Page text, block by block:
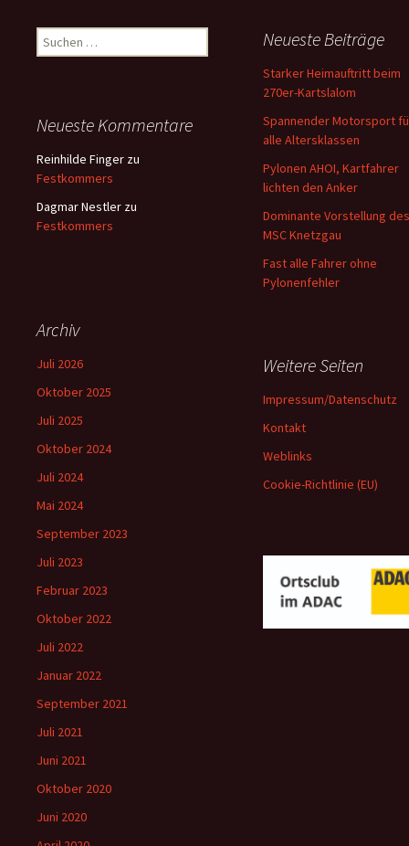
Suchen
nach:
Neueste Beiträge
Starker Heimauftritt beim
270er-Kartslalom
Spannender Motorsport
alle Altersklassen
Pylonen AHOI, Kartfahrer
lichten den Anker
Dominante Vorstellung des
MSC Knetzgau
Fast alle Fahrer ohne
Pylonenfehler
Neueste Kommentare
Reinhilde Finger zu
Festkommers
Dagmar Nestler zu
Festkommers
Archiv
Juli 2026
Oktober 2025
Juli 2025
Oktober 2024
Juli 2024
Mai 2024
September 2023
Juli 2023
Februar 2023
Oktober 2022
Juli 2022
Januar 2022
September 2021
Juli 2021
Juni 2021
Oktober 2020
Juni 2020
Weitere Seiten
Impressum/Datenschutz
Kontakt
Weblinks
Cookie-Richtlinie (EU)